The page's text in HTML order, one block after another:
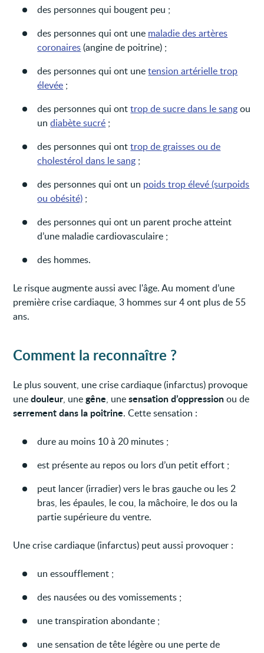
des personnes qui bougent peu ;
des personnes qui ont une maladie des artères
coronaires(angine de poitrine) ;
des personnes qui ont unetension artérielle trop
élevée ;
des personnes qui onttrop de sucre dans le sangou
undiabète sucré ;
des personnes qui onttrop de graisses ou de
cholestérol dans le sang ;
des personnes qui ont un poids trop élevé (surpoids
ou obésité) ;
des personnes qui ont un parent proche atteint
d’une maladie cardiovasculaire ;
des hommes.
Le risque augmente aussi avec l'âge. Au moment d’une
première crise cardiaque, 3 hommes sur 4 ont plus de 55
ans.
Comment la reconnaître ?
Le plus souvent, une crise cardiaque (infarctus) provoque
unedouleur, unegêne, unesensation d’oppressionou de
serrement dans la poitrine. Cette sensation :
dure au moins 10 à 20 minutes ;
est présente au repos ou lors d’un petit effort ;
peut lancer (irradier) vers le bras gauche ou les 2
bras, les épaules, le cou, la mâchoire, le dos ou la
partie supérieure du ventre.
Une crise cardiaque (infarctus) peut aussi provoquer :
un essoufflement ;
des nausées ou des vomissements ;
une transpiration abondante ;
une sensation de tête légère ou une perte de